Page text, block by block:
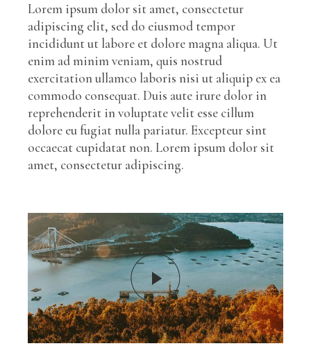
Lorem ipsum dolor sit amet, consectetur
adipiscing elit, sed do eiusmod tempor
incididunt ut labore et dolore magna aliqua. Ut
enim ad minim veniam, quis nostrud
exercitation ullamco laboris nisi ut aliquip ex ea
commodo consequat. Duis aute irure dolor in
reprehenderit in voluptate velit esse cillum
dolore eu fugiat nulla pariatur. Excepteur sint
occaecat cupidatat non. Lorem ipsum dolor sit
amet, consectetur adipiscing.